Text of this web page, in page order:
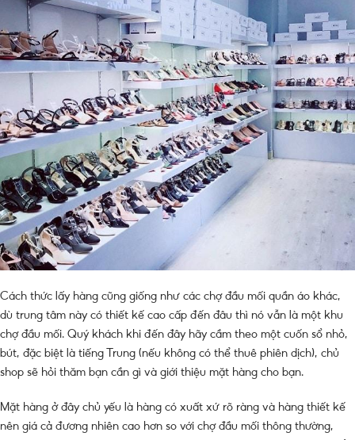
Cách thức lấy hàng cũng giống như các chợ đầu mối quần áo khác,
dù trung tâm này có thiết kế cao cấp đến đâu thì nó vẫn là một khu
chợ đầu mối. Quý khách khi đến đây hãy cầm theo một cuốn sổ nhỏ,
bút, đặc biệt là tiếng Trung (nếu không có thể thuê phiên dịch), chủ
shop sẽ hỏi thăm bạn cần gì và giới thiệu mặt hàng cho bạn.
Mặt hàng ở đây chủ yếu là hàng có xuất xứ rõ ràng và hàng thiết kế
nên giá cả đương nhiên cao hơn so với chợ đầu mối thông thường,